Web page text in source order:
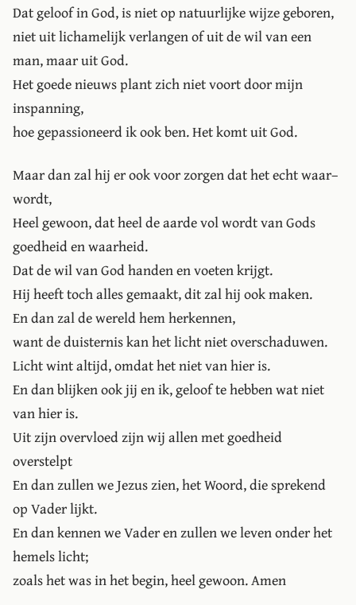
Dat geloof in God, is niet op natuurlijke wijze geboren,
niet uit lichamelijk verlangen of uit de wil van een
man, maar uit God.
Het goede nieuws plant zich niet voort door mijn
inspanning,
hoe gepassioneerd ik ook ben. Het komt uit God.
Maar dan zal hij er ook voor zorgen dat het echt waar–
wordt,
Heel gewoon, dat heel de aarde vol wordt van Gods
goedheid en waarheid.
Dat de wil van God handen en voeten krijgt.
Hij heeft toch alles gemaakt, dit zal hij ook maken.
En dan zal de wereld hem herkennen,
want de duisternis kan het licht niet overschaduwen.
Licht wint altijd, omdat het niet van hier is.
En dan blijken ook jij en ik, geloof te hebben wat niet
van hier is.
Uit zijn overvloed zijn wij allen met goedheid
overstelpt
En dan zullen we Jezus zien, het Woord, die sprekend
op Vader lijkt.
En dan kennen we Vader en zullen we leven onder het
hemels licht;
zoals het was in het begin, heel gewoon. Amen